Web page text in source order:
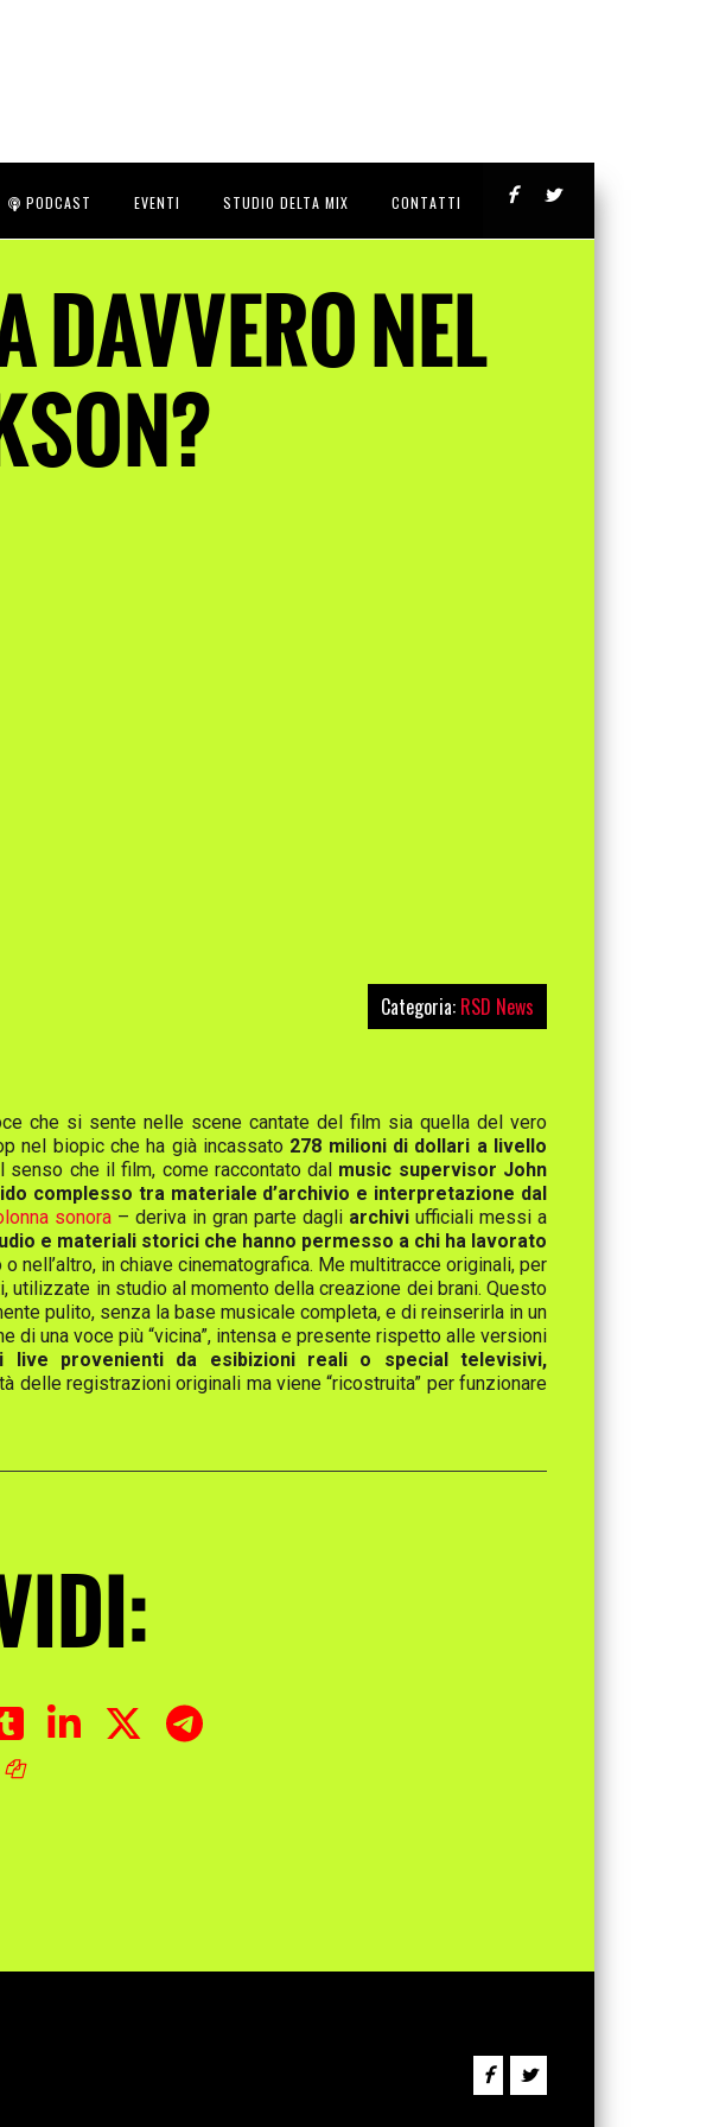
PODCAST EVENTI STUDIO DELTA MIX CONTATTI
DAVVERO NEL
Categoria: RSD News
che si sente nelle scene cantate del film sia quella del vero
nel biopic che ha già incassato 278 milioni di dollari a livello
che il film, come raccontato dal music supervisor John
complesso tra materiale d’archivio e interpretazione dal
sonora – deriva in gran parte dagli archivi ufficiali messi a
e materiali storici che hanno permesso a chi ha lavorato
nell’altro, in chiave cinematografica. Me multitracce originali, per
in studio al momento della creazione dei brani. Questo
pulito, senza la base musicale completa, e di reinserirla in un
una voce più “vicina”, intensa e presente rispetto alle versioni
live provenienti da esibizioni reali o special televisivi,
delle registrazioni originali ma viene “ricostruita” per funzionare